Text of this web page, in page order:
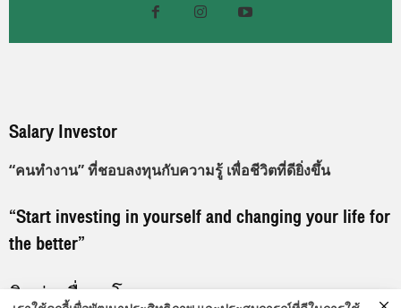
Salary Investor
“คนทำงาน” ที่ชอบลงทุนกับความรู้ เพื่อชีวิตที่ดียิ่งขึ้น
“Start investing in yourself and changing your life for
the better”
ติดต่อเพื่อลงโฆษณา